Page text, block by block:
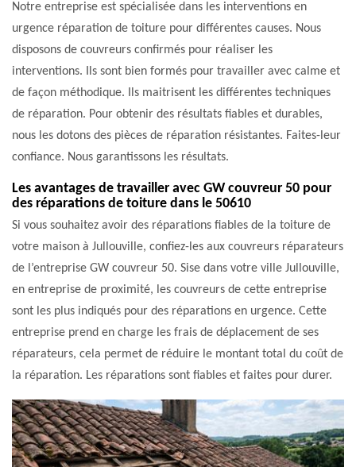
Notre entreprise est spécialisée dans les interventions en
urgence réparation de toiture pour différentes causes. Nous
disposons de couvreurs confirmés pour réaliser les
interventions. Ils sont bien formés pour travailler avec calme et
de façon méthodique. Ils maitrisent les différentes techniques
de réparation. Pour obtenir des résultats fiables et durables,
nous les dotons des pièces de réparation résistantes. Faites-leur
confiance. Nous garantissons les résultats.
Les avantages de travailler avec GW couvreur 50 pour
des réparations de toiture dans le 50610
Si vous souhaitez avoir des réparations fiables de la toiture de
votre maison à Jullouville, confiez-les aux couvreurs réparateurs
de l’entreprise GW couvreur 50. Sise dans votre ville Jullouville,
en entreprise de proximité, les couvreurs de cette entreprise
sont les plus indiqués pour des réparations en urgence. Cette
entreprise prend en charge les frais de déplacement de ses
réparateurs, cela permet de réduire le montant total du coût de
la réparation. Les réparations sont fiables et faites pour durer.